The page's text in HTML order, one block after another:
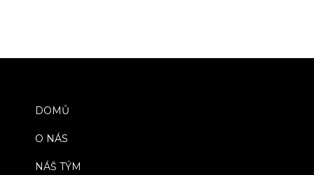
DOMŮ
O NÁS
NÁŠ TÝM